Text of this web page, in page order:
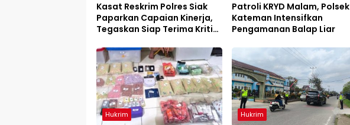
Kasat Reskrim Polres Siak
Paparkan Capaian Kinerja,
Tegaskan Siap Terima Kritik
Patroli KRYD Malam, Polsek
Kateman Intensifkan
Pengamanan Balap Liar
Hukrim Hukrim